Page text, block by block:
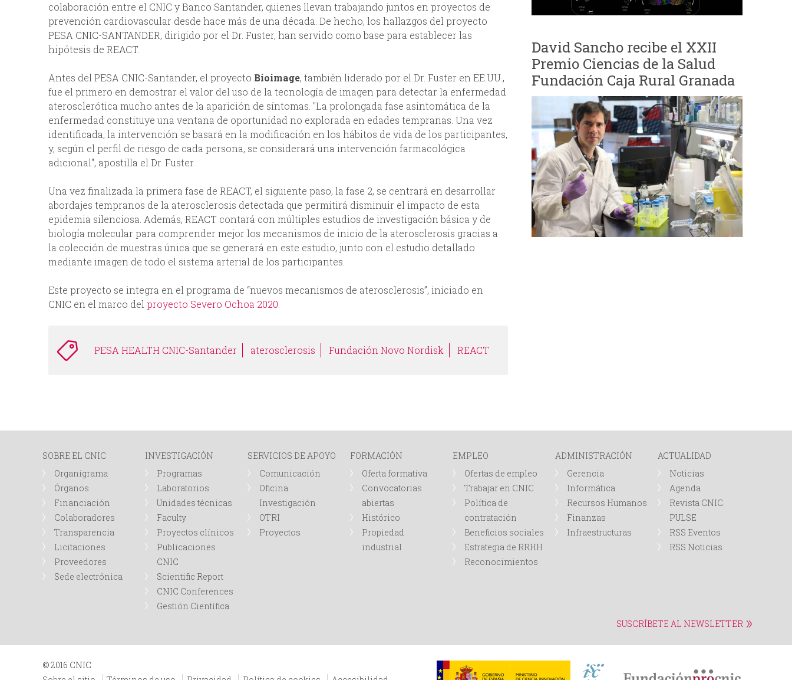
colaboración entre el CNIC y Banco Santander, quienes llevan trabajando juntos en proyectos de
prevención cardiovascular desde hace más de una década. De hecho, los hallazgos del proyecto
PESA CNIC-SANTANDER, dirigido por el Dr. Fuster, han servido como base para establecer las
hipótesis de REACT.
Antes del PESA CNIC-Santander, el proyecto Bioimage, también liderado por el Dr. Fuster en EE.UU.,
fue el primero en demostrar el valor del uso de la tecnología de imagen para detectar la enfermedad
aterosclerótica mucho antes de la aparición de síntomas. "La prolongada fase asintomática de la
enfermedad constituye una ventana de oportunidad no explorada en edades tempranas. Una vez
identificada, la intervención se basará en la modificación en los hábitos de vida de los participantes,
y, según el perfil de riesgo de cada persona, se considerará una intervención farmacológica
adicional", apostilla el Dr. Fuster.
Una vez finalizada la primera fase de REACT, el siguiente paso, la fase 2, se centrará en desarrollar
abordajes tempranos de la aterosclerosis detectada que permitirá disminuir el impacto de esta
epidemia silenciosa. Además, REACT contará con múltiples estudios de investigación básica y de
biología molecular para comprender mejor los mecanismos de inicio de la aterosclerosis gracias a
la colección de muestras única que se generará en este estudio, junto con el estudio detallado
mediante imagen de todo el sistema arterial de los participantes.
Este proyecto se integra en el programa de “nuevos mecanismos de aterosclerosis”, iniciado en
CNIC en el marco delproyecto Severo Ochoa 2020.
PESA HEALTH CNIC-Santander aterosclerosis Fundación Novo Nordisk REACT
David Sancho recibe el XXII
Premio Ciencias de la Salud
Fundación Caja Rural Granada
SOBRE EL CNIC
Organigrama
Órganos
Financiación
Colaboradores
Transparencia
Licitaciones
Proveedores
Sede electrónica
INVESTIGACIÓN
Programas
Laboratorios
Unidades técnicas
Faculty
Proyectos clínicos
Publicaciones
CNIC
Scientific Report
CNIC Conferences
Gestión Científica
SERVICIOS DE APOYO
Comunicación
Oficina
Investigación
OTRI
Proyectos
FORMACIÓN
Oferta formativa
Convocatorias
abiertas
Histórico
Propiedad
industrial
EMPLEO
Ofertas de empleo
Trabajar en CNIC
Política de
contratación
Beneficios sociales
Estrategia de RRHH
Reconocimientos
ADMINISTRACIÓN
Gerencia
Informática
Recursos Humanos
Finanzas
Infraestructuras
ACTUALIDAD
Noticias
Agenda
Revista CNIC
PULSE
RSS Eventos
RSS Noticias
SUSCRÍBETE AL NEWSLETTER
© 2016 CNIC